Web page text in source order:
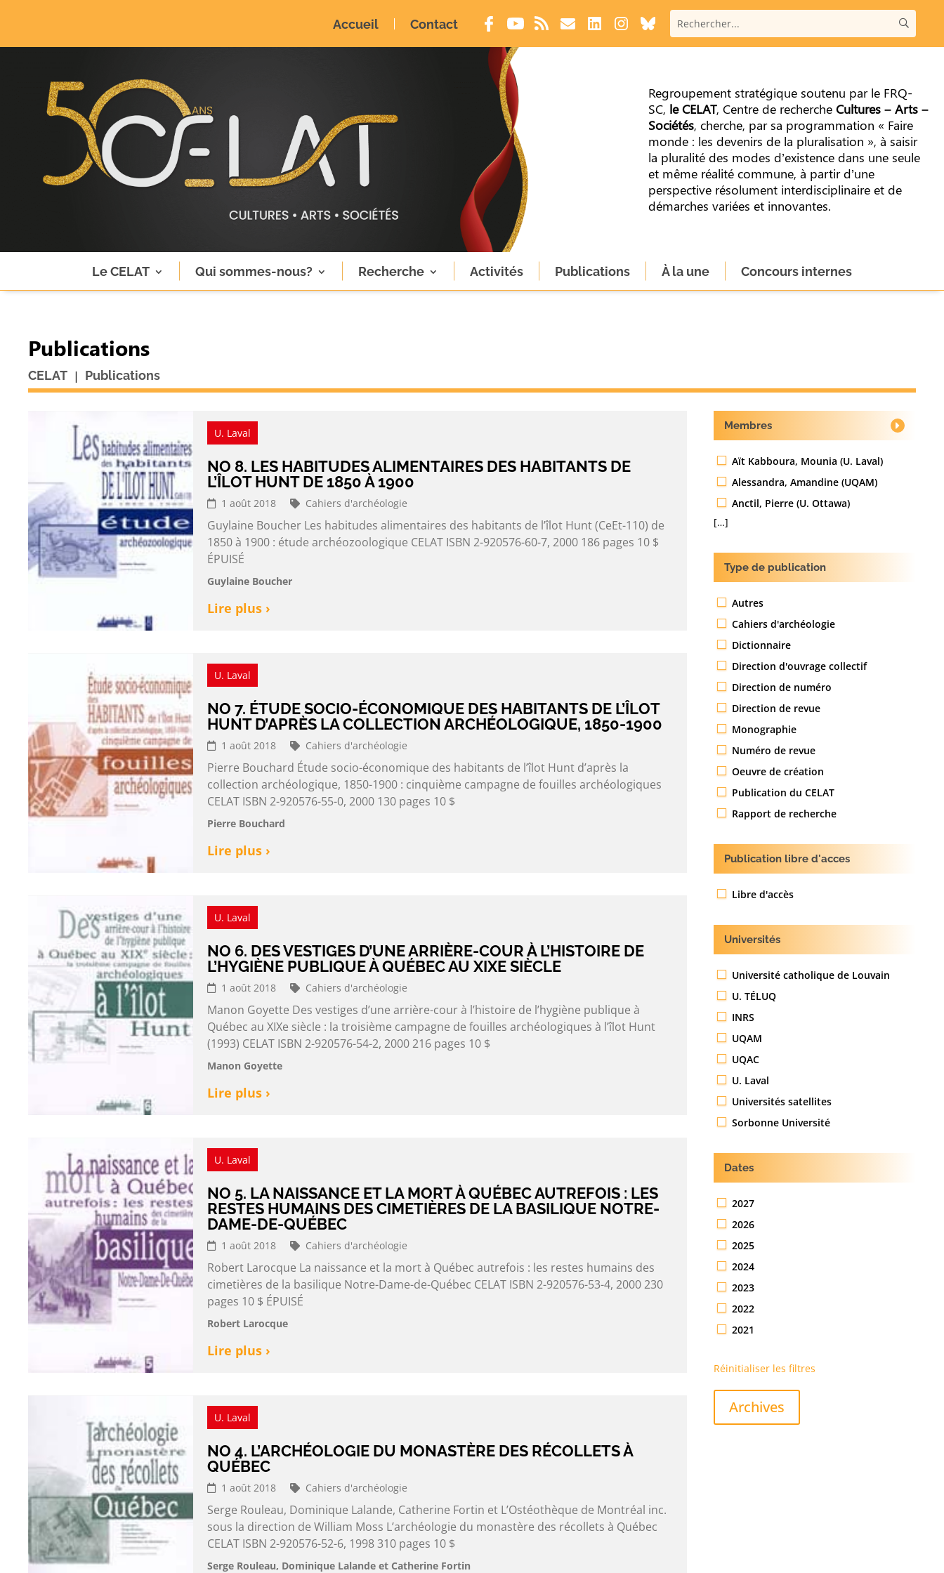
Accueil Contact
Regroupement stratégique soutenu par le FRQ-
SC, le CELAT, Centre de recherche Cultures – Arts –
Sociétés, cherche, par sa programmation « Faire
monde : les devenirs de la pluralisation », à saisir
la pluralité des modes d’existence dans une seule
et même réalité commune, à partir d’une
perspective résolument interdisciplinaire et de
démarches variées et innovantes.
Le CELAT Qui sommes-nous? Recherche Activités Publications À la une Concours internes
Publications
CELAT | Publications
U. Laval
NO 8. LES HABITUDES ALIMENTAIRES DES HABITANTS DE
L’ÎLOT HUNT DE 1850 À 1900
1 août 2018 Cahiers d'archéologie
Guylaine Boucher Les habitudes alimentaires des habitants de l’îlot Hunt (CeEt-110) de
1850 à 1900 : étude archéozoologique CELAT ISBN 2-920576-60-7, 2000 186 pages 10 $
ÉPUISÉ
Guylaine Boucher
Lire plus ›
U. Laval
NO 7. ÉTUDE SOCIO-ÉCONOMIQUE DES HABITANTS DE L’ÎLOT
HUNT D’APRÈS LA COLLECTION ARCHÉOLOGIQUE, 1850-1900
1 août 2018 Cahiers d'archéologie
Pierre Bouchard Étude socio-économique des habitants de l’îlot Hunt d’après la
collection archéologique, 1850-1900 : cinquième campagne de fouilles archéologiques
CELAT ISBN 2-920576-55-0, 2000 130 pages 10 $
Pierre Bouchard
Lire plus ›
U. Laval
NO 6. DES VESTIGES D’UNE ARRIÈRE-COUR À L’HISTOIRE DE
L’HYGIÈNE PUBLIQUE À QUÉBEC AU XIXE SIÈCLE
1 août 2018 Cahiers d'archéologie
Manon Goyette Des vestiges d’une arrière-cour à l’histoire de l’hygiène publique à
Québec au XIXe siècle : la troisième campagne de fouilles archéologiques à l’îlot Hunt
(1993) CELAT ISBN 2-920576-54-2, 2000 216 pages 10 $
Manon Goyette
Lire plus ›
U. Laval
NO 5. LA NAISSANCE ET LA MORT À QUÉBEC AUTREFOIS : LES
RESTES HUMAINS DES CIMETIÈRES DE LA BASILIQUE NOTRE-
DAME-DE-QUÉBEC
1 août 2018 Cahiers d'archéologie
Robert Larocque La naissance et la mort à Québec autrefois : les restes humains des
cimetières de la basilique Notre-Dame-de-Québec CELAT ISBN 2-920576-53-4, 2000 230
pages 10 $ ÉPUISÉ
Robert Larocque
Lire plus ›
U. Laval
NO 4. L’ARCHÉOLOGIE DU MONASTÈRE DES RÉCOLLETS À
QUÉBEC
1 août 2018 Cahiers d'archéologie
Serge Rouleau, Dominique Lalande, Catherine Fortin et L’Ostéothèque de Montréal inc.
sous la direction de William Moss L’archéologie du monastère des récollets à Québec
CELAT ISBN 2-920576-52-6, 1998 310 pages 10 $
Serge Rouleau, Dominique Lalande et Catherine Fortin
Membres
Aït Kabboura, Mounia (U. Laval)
Alessandra, Amandine (UQAM)
Anctil, Pierre (U. Ottawa)
[…]
Type de publication
Autres
Cahiers d'archéologie
Dictionnaire
Direction d'ouvrage collectif
Direction de numéro
Direction de revue
Monographie
Numéro de revue
Oeuvre de création
Publication du CELAT
Rapport de recherche
Publication libre d'acces
Libre d'accès
Universités
Université catholique de Louvain
U. TÉLUQ
INRS
UQAM
UQAC
U. Laval
Universités satellites
Sorbonne Université
Dates
2027
2026
2025
2024
2023
2022
2021
Réinitialiser les filtres
Archives